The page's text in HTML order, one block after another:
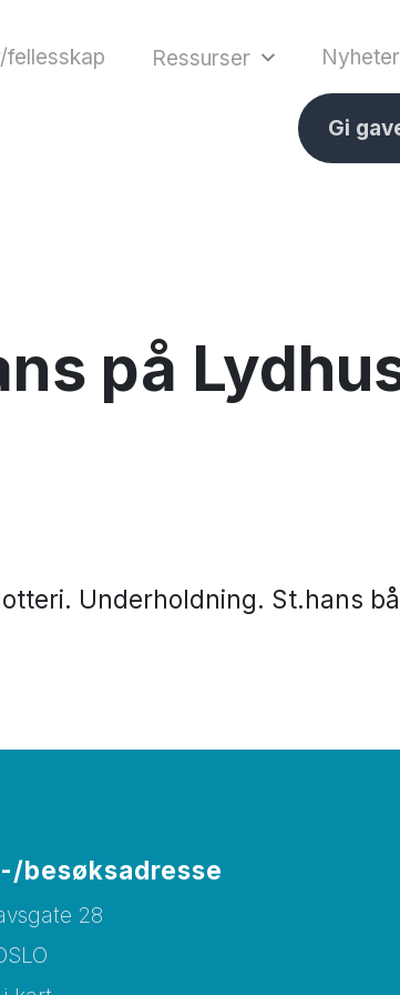
fellesskap Ressurser Nyheter
Gi
på
Underholdning. St.hans
besøksadresse
28